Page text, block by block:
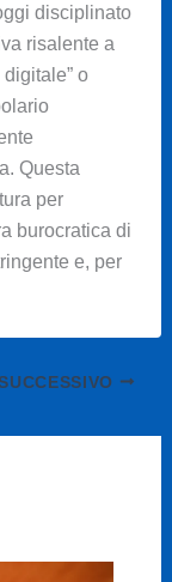
disciplinato
risalente a
o
Questa
per
burocratica di
e, per